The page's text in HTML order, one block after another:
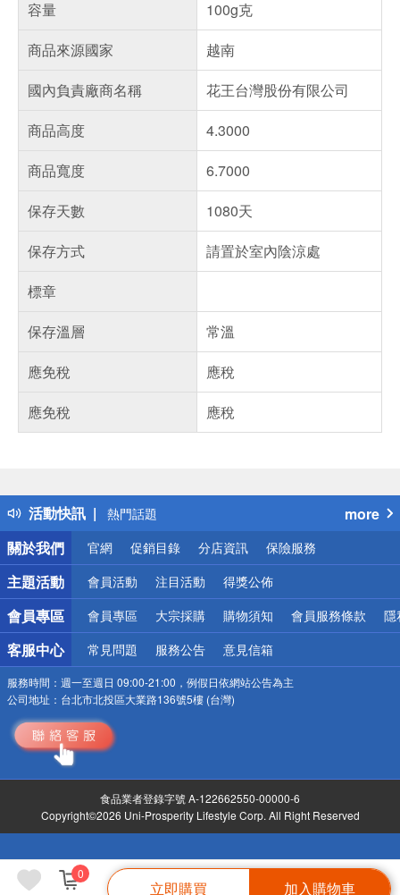
0
立即購買 加入購物車
容量
100g克
商品來源國家
越南
國內負責廠商名稱
花王台灣股份有限公司
商品高度
4.3000
商品寬度
6.7000
保存天數
1080天
保存方式
請置於室內陰涼處
標章
保存溫層
常溫
應免稅
應稅
應免稅
應稅
活動快訊
得獎公告
熱門話題
銀行優惠
偏遠地區配送
詐騙網頁！請小心！
more
關於我們
官網 促銷目錄 分店資訊 保險服務
主題活動 會員活動 注目活動 得獎公佈
會員專區 會員專區 大宗採購 購物須知 會員服務條款 隱
客服中心 常見問題 服務公告 意見信箱
服務時間： 週一至週日 09:00-21:00，例假日依網站公告為主
公司地址： 台北市北投區大業路136號5樓 (台灣)
食品業者登錄字號 A-122662550-00000-6
Copyright©2026 Uni-Prosperity Lifestyle Corp. All Right Reserved